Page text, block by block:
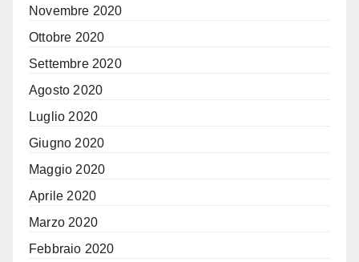
Novembre 2020
Ottobre 2020
Settembre 2020
Agosto 2020
Luglio 2020
Giugno 2020
Maggio 2020
Aprile 2020
Marzo 2020
Febbraio 2020